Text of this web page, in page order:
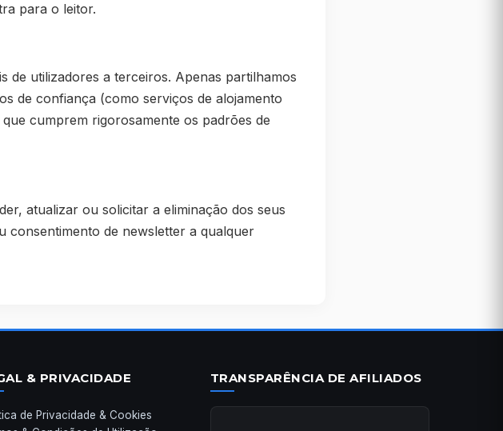
para o leitor.
de utilizadores a terceiros. Apenas partilhamos
de confiança (como serviços de alojamento
cumprem rigorosamente os padrões de
atualizar ou solicitar a eliminação dos seus
consentimento de newsletter a qualquer
& PRIVACIDADE
de Privacidade & Cookies
TRANSPARÊNCIA DE AFILIADOS